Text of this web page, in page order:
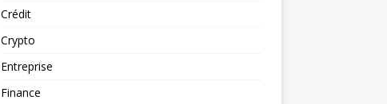
Crédit
Crypto
Entreprise
Finance